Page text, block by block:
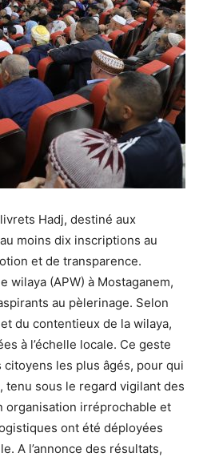
Hadj, destiné aux
moins dix inscriptions au
et de transparence.
wilaya (APW) à Mostaganem,
au pèlerinage. Selon
du contentieux de la wilaya,
à l’échelle locale. Ce geste
les plus âgés, pour qui
tenu sous le regard vigilant des
organisation irréprochable et
ont été déployées
A l’annonce des résultats,